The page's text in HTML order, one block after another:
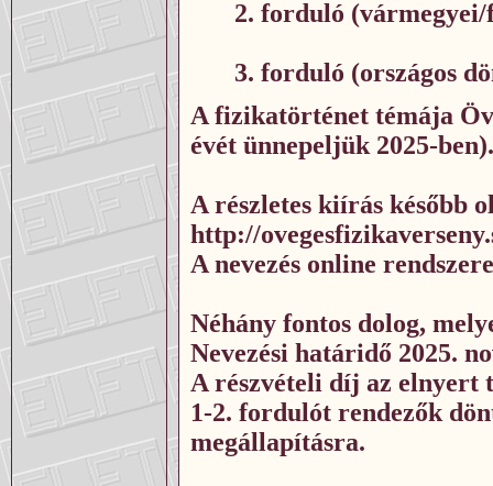
2. forduló (vármegyei/
3. forduló (országos
A fizikatörténet témája
évét ünnepeljük 2025-ben).
A részletes kiírás később
http://
A nevezés online
Néhány fontos dolog,
Nevezési határidő 2025.
A részvételi díj az elnyert
1-2. fordulót rendezők
megállapításra.